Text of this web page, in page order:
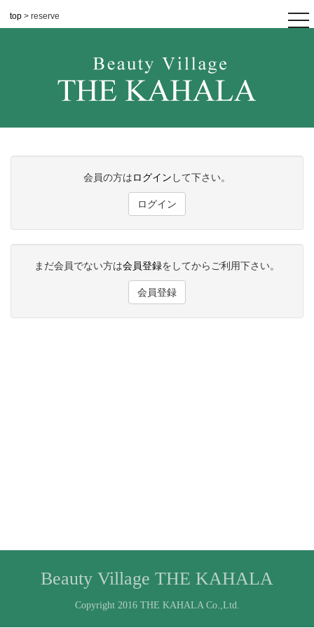
top > reserve
会員の方はログイン して下さい。
ログイン
まだ会員でない方は会員登録をしてからご利用下さい。
会員登録
Beauty Village THE KAHALA
Copyright 2016 THE KAHALA Co.,Ltd.